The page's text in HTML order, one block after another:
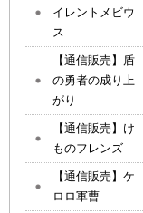
イレントメビウ
ス
【通信販売】盾
の勇者の成り上
がり
【通信販売】け
ものフレンズ
【通信販売】ケ
ロロ軍曹